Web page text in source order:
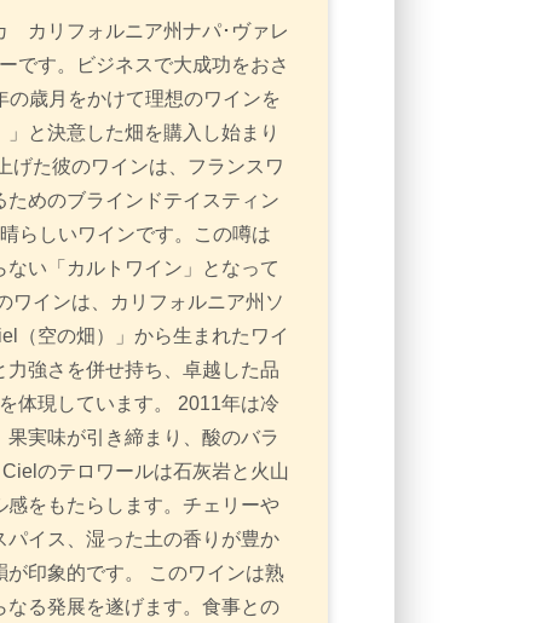
カリフォルニア州ナパ･ヴァレ
です。ビジネスで大成功をおさ
歳月をかけて理想のワインを
と決意した畑を購入し始まり
げた彼のワインは、フランスワ
めのブラインドテイスティン
らしいワインです。この噂は
い「カルトワイン」となって
ワインは、カリフォルニア州ソ
（空の畑）」から生まれたワイ
強さを併せ持ち、卓越した品
体現しています。 2011年は冷
実味が引き締まり、酸のバラ
のテロワールは石灰岩と火山
をもたらします。チェリーや
イス、湿った土の香りが豊か
印象的です。 このワインは熟
る発展を遂げます。食事との